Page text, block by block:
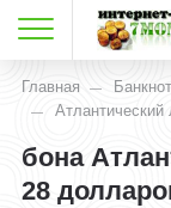
Главная
бона
28